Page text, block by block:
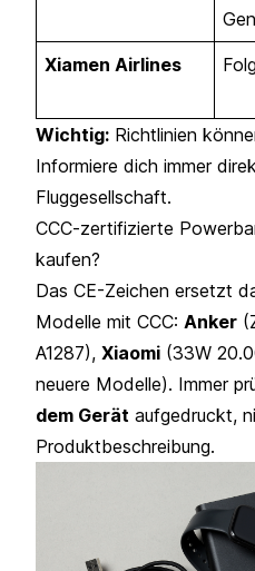
Xiamen Airlines
Wichtig: Richtlinien
Informiere dich immer
Fluggesellschaft.
CCC-zertifizierte
kaufen?
Das CE-Zeichen ersetzt
Modelle mit CCC: Anker
A1287), Xiaomi (33W
neuere Modelle). Immer
dem Gerät aufgedruckt,
Produktbeschreibung.